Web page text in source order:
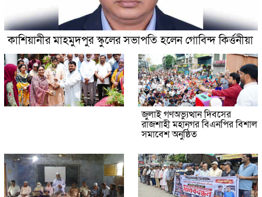
কাশিয়ানীর মাহমুদপুর স্কুলের সভাপতি হলেন গোবিন্দ কির্ত্তনীয়া
জুলাই গণঅভ্যুত্থান দিবসের
রাজশাহী মহানগর বিএনপির বিশাল
সমাবেশ অনুষ্ঠিত